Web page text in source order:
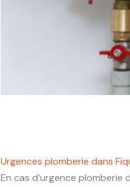
Urgences plomberie dans
En cas d’urgence plomberie